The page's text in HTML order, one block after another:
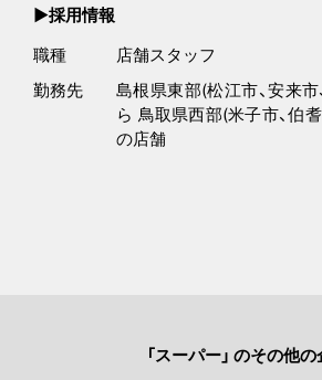
▶︎採用情報
職種
店舗スタッフ
勤務先
島根県東部(松江市、安来市
ら 鳥取県西部(米子市、伯
の店舗
「スーパー」 のその他